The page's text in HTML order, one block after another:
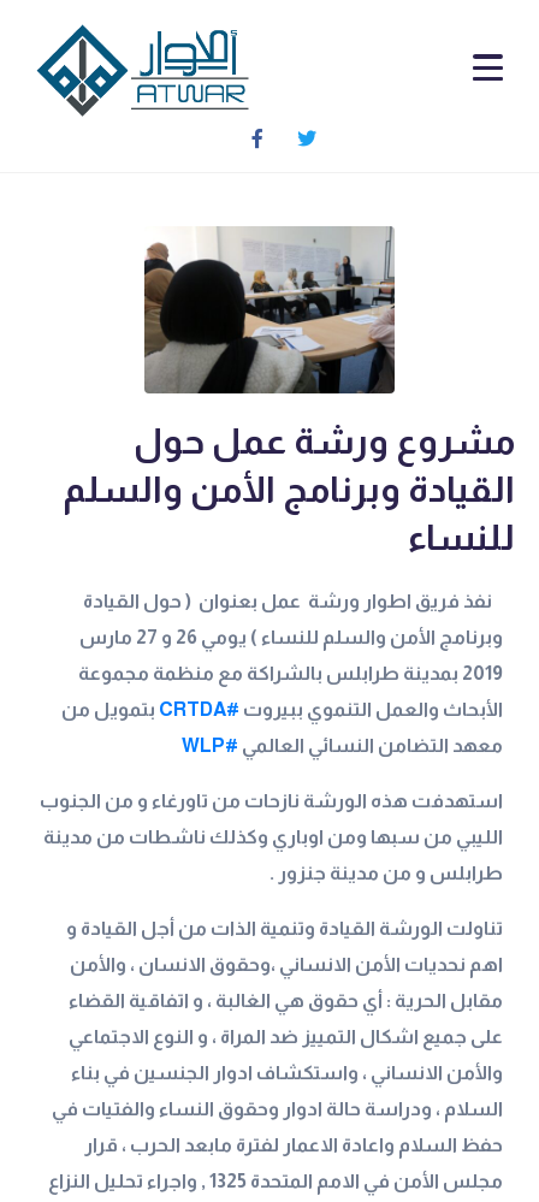
مشروع ورشة عمل حول
القيادة وبرنامج الأمن والسلم
للنساء
نفذ فريق اطوار ورشة عمل بعنوان ( حول القيادة
وبرنامج الأمن والسلم للنساء ) يومي 26 و 27 مارس
2019 بمدينة طرابلس بالشراكة مع منظمة مجموعة
الأبحاث والعمل التنموي ببيروت #CRTDA
بتمويل من
معهد التضامن النسائي العالمي #WLP
استهدفت هذه الورشة نازحات من تاورغاء و من الجنوب
الليبي من سبها ومن اوباري وكذلك ناشطات من مدينة
طرابلس و من مدينة جنزور .
تناولت الورشة القيادة وتنمية الذات من أجل القيادة و
اهم نحديات الأمن الانساني ،وحقوق الانسان ، والأمن
مقابل الحرية : أي حقوق هي الغالبة ، و اتفاقية القضاء
على جميع اشكال التمييز ضد المراة ، و النوع الاجتماعي
والأمن الانساني ، واستكشاف ادوار الجنسين في بناء
السلام ، ودراسة حالة ادوار وحقوق النساء والفتيات في
حفظ السلام واعادة الاعمار لفترة مابعد الحرب ، قرار
مجلس الأمن في الامم المتحدة 1325 , واجراء تحليل النزاع